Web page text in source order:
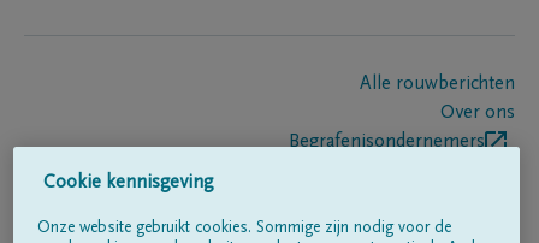
Alle rouwberichten
Over ons
Begrafenisondernemers
Cookie kennisgeving
Onze website gebruikt cookies. Sommige zijn nodig voor de